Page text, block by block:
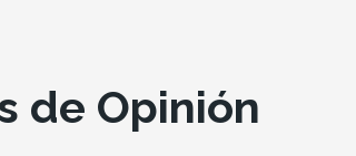
de Opinión